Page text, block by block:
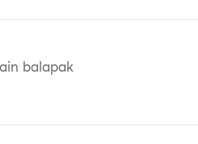
balapak